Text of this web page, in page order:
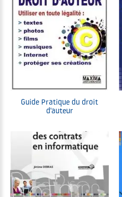
Guide Pratique du droit
d'auteur